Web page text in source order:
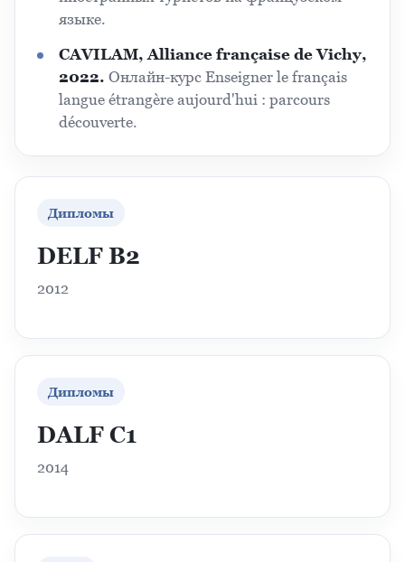
языке.
CAVILAM, Alliance française de Vichy,
2022. Онлайн-курс Enseigner le français
langue étrangère aujourd'hui : parcours
découverte.
Дипломы
DELF B2
2012
Дипломы
DALF C1
2014